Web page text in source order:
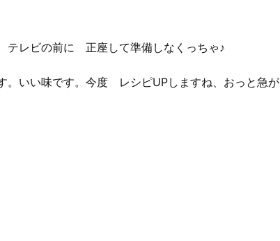
テレビの前に 正座して準備しなくっちゃ♪
いい味です。今度 レシピUPしますね、おっと急が